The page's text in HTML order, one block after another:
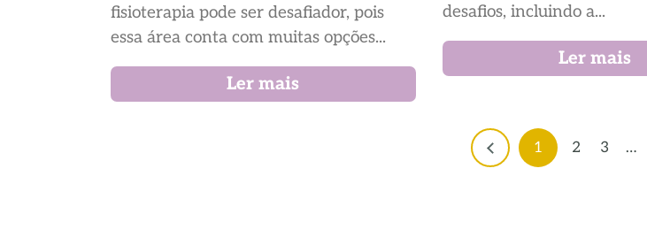
fisioterapia pode ser desafiador, pois
essa área conta com muitas opções...
Ler mais
desafios, incluindo a...
Ler mais
1 2 3 …